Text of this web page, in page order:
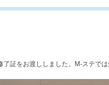
証をお渡ししました。M-ステでは